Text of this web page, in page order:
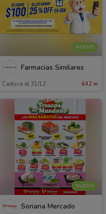
NUEVO
Farmacias Similares
Caduca el 31/12 642 m
NUEVO
Soriana Mercado